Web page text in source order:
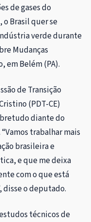
de gases do
Brasil quer se
verde durante
Mudanças
em Belém (PA).
de Transição
(PDT-CE)
diante do
trabalhar mais
brasileira e
e que me deixa
com o que está
disse o deputado.
técnicos de